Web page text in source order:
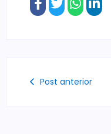
Post anterior